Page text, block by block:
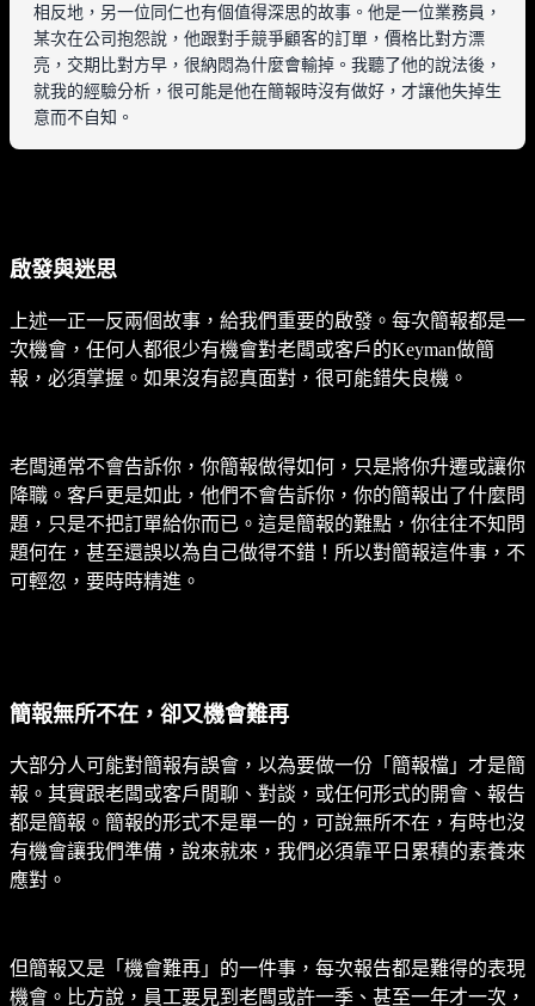
相反地，另一位同仁也有個值得深思的故事。他是一位業務員，
某次在公司抱怨說，他跟對手競爭顧客的訂單，價格比對方漂
亮，交期比對方早，很納悶為什麼會輸掉。我聽了他的說法後，
就我的經驗分析，很可能是他在簡報時沒有做好，才讓他失掉生
意而不自知。
啟發與迷思
上述一正一反兩個故事，給我們重要的啟發。每次簡報都是一
次機會，任何人都很少有機會對老闆或客戶的Keyman做簡
報，必須掌握。如果沒有認真面對，很可能錯失良機。
老闆通常不會告訴你，你簡報做得如何，只是將你升遷或讓你
降職。客戶更是如此，他們不會告訴你，你的簡報出了什麼問
題，只是不把訂單給你而已。這是簡報的難點，你往往不知問
題何在，甚至還誤以為自己做得不錯！所以對簡報這件事，不
可輕忽，要時時精進。
簡報無所不在，卻又機會難再
大部分人可能對簡報有誤會，以為要做一份「簡報檔」才是簡
報。其實跟老闆或客戶閒聊、對談，或任何形式的開會、報告
都是簡報。簡報的形式不是單一的，可說無所不在，有時也沒
有機會讓我們準備，說來就來，我們必須靠平日累積的素養來
應對。
但簡報又是「機會難再」的一件事，每次報告都是難得的表現
機會。比方說，員工要見到老闆或許一季、甚至一年才一次，